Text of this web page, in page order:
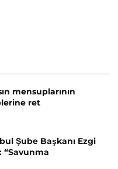
mensuplarının
ret
Şube Başkanı Ezgi
“Savunma